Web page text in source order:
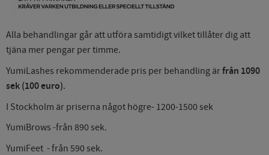
Alla behandlingar går att utföra samtidigt vilket tillåter dig att
tjäna mer pengar per timme.
YumiLashes rekommenderade pris per behandling ärfrån 1090
sek (100 euro).
I Stockholm är priserna något högre- 1200-1500 sek
YumiBrows -från 890 sek.
YumiFeet - från 590 sek.